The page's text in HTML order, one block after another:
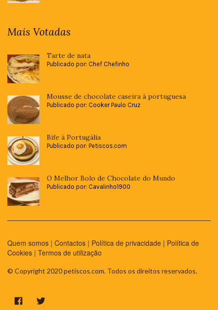
Mais Votadas
Tarte de nata
Publicado por: Chef Chefinho
Mousse de chocolate caseira à portuguesa
Publicado por: Cooker Paulo Cruz
Bife à Portugália
Publicado por: Petiscos.com
O Melhor Bolo de Chocolate do Mundo
Publicado por: Cavalinho1900
Quem somos | Contactos | Política de privacidade | Política de
Cookies | Termos de utilização
© Copyright 2020 petiscos.com. Todos os direitos reservados.